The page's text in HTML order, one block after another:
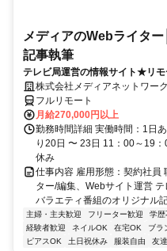
メディアのWebライタ
記事執筆
テレビ局運営の情報サイト★リ
株式会社メディアネットワー
フルリモート
月給270,000円以上
勤務時間詳細 実働時間：1日
り20日 〜 23日 11：00～19
休み
仕事内容 雇用形態：契約社員
ター/編集、Webサイト運営
バラエティ番組のオリジナ
主婦・主夫歓迎 フリーター歓迎 学歴
経験者歓迎
ネイルOK 在宅OK ブラ
ピアスOK
土日祝休み 服装自由 友